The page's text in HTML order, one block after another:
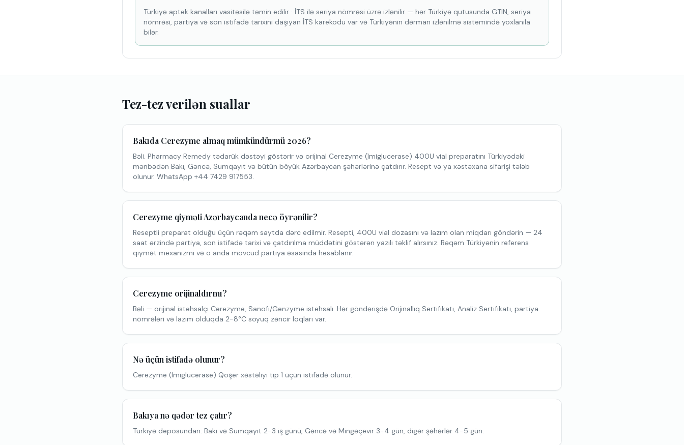
Türkiyə aptek kanalları vasitəsilə təmin edilir · İTS ilə seriya nömrəsi üzrə izlənilir — hər Türkiyə qutusunda GTIN, seriya
nömrəsi, partiya və son istifadə tarixini daşıyan İTS karekodu var və Türkiyənin dərman izlənilmə sistemində yoxlanıla
bilər.
Tez-tez verilən suallar
Bakıda Cerezyme almaq mümkündürmü 2026?
Bəli. Pharmacy Remedy tədarük dəstəyi göstərir və orijinal Cerezyme (Imiglucerase) 400U vial preparatını Türkiyədəki
mənbədən Bakı, Gəncə, Sumqayıt və bütün böyük Azərbaycan şəhərlərinə çatdırır. Resept və ya xəstəxana sifarişi tələb
olunur. WhatsApp +44 7429 917553.
Cerezyme qiyməti Azərbaycanda necə öyrənilir?
Reseptli preparat olduğu üçün rəqəm saytda dərc edilmir. Resepti, 400U vial dozasını və lazım olan miqdarı göndərin — 24
saat ərzində partiya, son istifadə tarixi və çatdırılma müddətini göstərən yazılı təklif alırsınız. Rəqəm Türkiyənin referens
qiymət mexanizmi və o anda mövcud partiya əsasında hesablanır.
Cerezyme orijinaldırmı?
Bəli — orijinal istehsalçı Cerezyme, Sanofi/Genzyme istehsalı. Hər göndərişdə Orijinallıq Sertifikatı, Analiz Sertifikatı, partiya
nömrələri və lazım olduqda 2-8°C soyuq zəncir loqları var.
Nə üçün istifadə olunur?
Cerezyme (Imiglucerase) Qoşer xəstəliyi tip 1 üçün istifadə olunur.
Bakıya nə qədər tez çatır?
Türkiyə deposundan: Bakı və Sumqayıt 2-3 iş günü, Gəncə və Mingəçevir 3-4 gün, digər şəhərlər 4-5 gün.